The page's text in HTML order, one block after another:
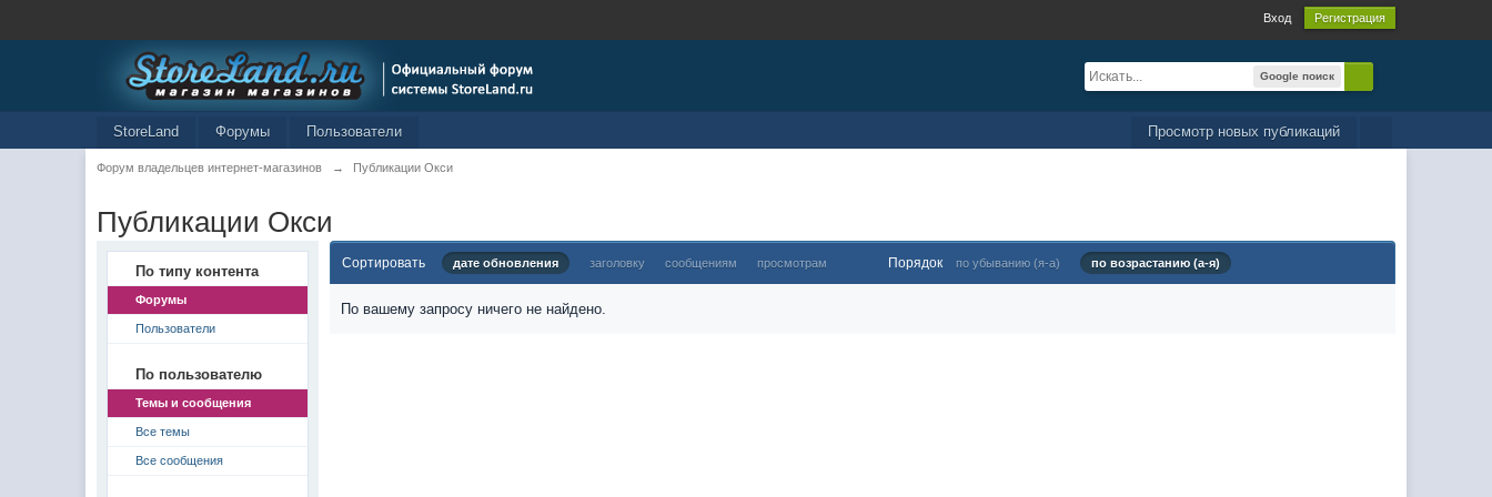
Вход Регистрация
Google поиск
Просмотр новых публикаций
StoreLand Форумы Пользователи
Форум владельцев интернет-магазинов → Публикации Окси
Публикации Окси
По типу контента
Форумы
Пользователи
По пользователю
Темы и сообщения
Все темы
Все сообщения
Сортировать дате обновления заголовку сообщениям просмотрам Порядок по убыванию (я-а) по возрастанию (а-я)
По вашему запросу ничего не найдено.